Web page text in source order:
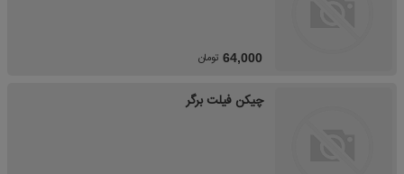
64,000 تومان
چیکن فیلت برگر